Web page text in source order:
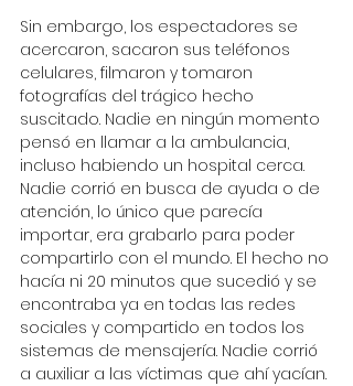
Sin embargo, los espectadores se
acercaron, sacaron sus teléfonos
celulares, filmaron y tomaron
fotografías del trágico hecho
suscitado. Nadie en ningún momento
pensó en llamar a la ambulancia,
incluso habiendo un hospital cerca.
Nadie corrió en busca de ayuda o de
atención, lo único que parecía
importar, era grabarlo para poder
compartirlo con el mundo. El hecho no
hacía ni 20 minutos que sucedió y se
encontraba ya en todas las redes
sociales y compartido en todos los
sistemas de mensajería. Nadie corrió
a auxiliar a las víctimas que ahí yacían.